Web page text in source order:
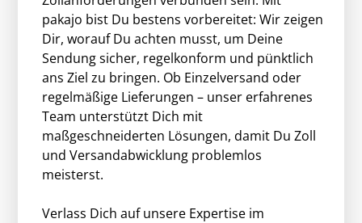
pakajo bist Du bestens vorbereitet: Wir zeigen
Dir, worauf Du achten musst, um Deine
Sendung sicher, regelkonform und pünktlich
ans Ziel zu bringen. Ob Einzelversand oder
regelmäßige Lieferungen – unser erfahrenes
Team unterstützt Dich mit
maßgeschneiderten Lösungen, damit Du Zoll
und Versandabwicklung problemlos
meisterst.
Verlass Dich auf unsere Expertise im